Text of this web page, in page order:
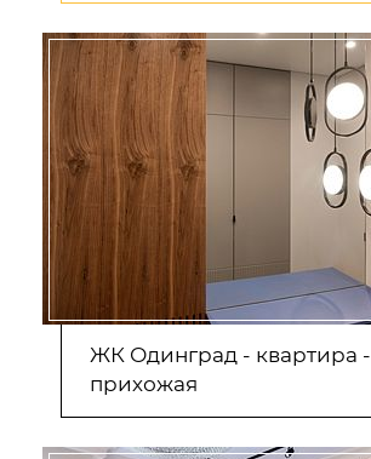
ЖК Одинград - квартира -
прихожая